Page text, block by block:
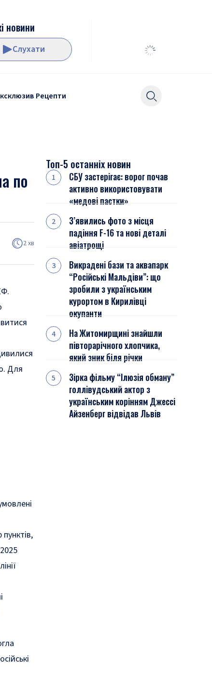
новини
Слухати
Рецепти
по
2 хв
Для
Топ-5 останніх новин
СБУ застерігає: ворог почав
активно використовувати
«медові пастки»
З’явились фото з місця
падіння F-16 та нові деталі
авіатрощі
Викрадені бази та аквапарк
“Російські Мальдіви”: що
зробили з українським
курортом в Кирилівці
окупанти
На Житомирщині знайшли
півторарічного хлопчика,
який зник біля річки
Зірка фільму “Ілюзія обману”
голлівудський актор з
українським корінням Джессі
Айзенберг відвідав Львів